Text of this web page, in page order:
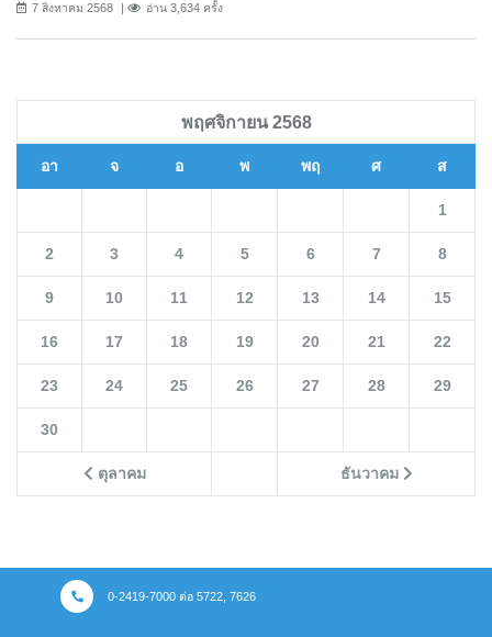
7 สิงหาคม 2568 อ่าน 3,634 ครั้ง
พฤศจิกายน 2568
อา จ อ พ พฤ ศ ส
ตุลาคม ธันวาคม
1
2 3 4 5 6 7 8
9 10 11 12 13 14 15
16 17 18 19 20 21 22
23 24 25 26 27 28 29
30
0-2419-7000 ต่อ 5722, 7626